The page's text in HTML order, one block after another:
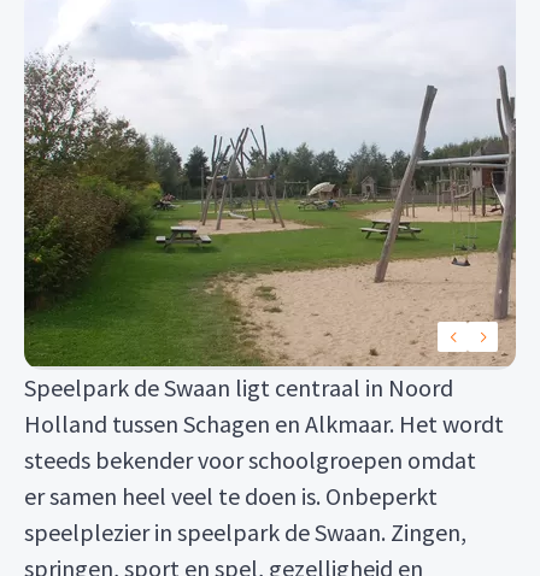
Speelpark de Swaan ligt centraal in Noord
Holland tussen Schagen en Alkmaar. Het wordt
steeds bekender voor schoolgroepen omdat
er samen heel veel te doen is. Onbeperkt
speelplezier in speelpark de Swaan. Zingen,
springen, sport en spel, gezelligheid en